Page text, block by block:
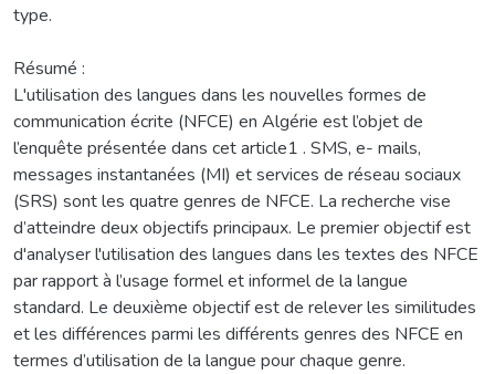
type.
Résumé :
L'utilisation des langues dans les nouvelles formes de
communication écrite (NFCE) en Algérie est l’objet de
l’enquête présentée dans cet article1 . SMS, e- mails,
messages instantanées (MI) et services de réseau sociaux
(SRS) sont les quatre genres de NFCE. La recherche vise
d’atteindre deux objectifs principaux. Le premier objectif est
d'analyser l'utilisation des langues dans les textes des NFCE
par rapport à l’usage formel et informel de la langue
standard. Le deuxième objectif est de relever les similitudes
et les différences parmi les différents genres des NFCE en
termes d’utilisation de la langue pour chaque genre.